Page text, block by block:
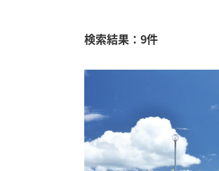
検索結果：9件